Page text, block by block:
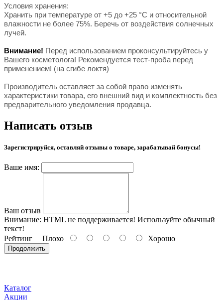
Условия хранения:
Хранить при температуре от +5 до +25 °С и относительной
влажности не более 75%. Беречь от воздействия солнечных
лучей.
Внимание! Перед использованием проконсультируйтесь у
Вашего косметолога! Рекомендуется тест-проба перед
применением! (на сгибе локтя)
Производитель оставляет за собой право изменять
характеристики товара, его внешний вид и комплектность без
предварительного уведомления продавца.
Написать отзыв
Зарегистрируйся, оставляй отзывы о товаре, зарабатывай бонусы!
Ваше имя:
Ваш отзыв
Внимание: HTML не поддерживается! Используйте обычный
текст!
Рейтинг Плохо Хорошо
Продолжить
Каталог
Акции